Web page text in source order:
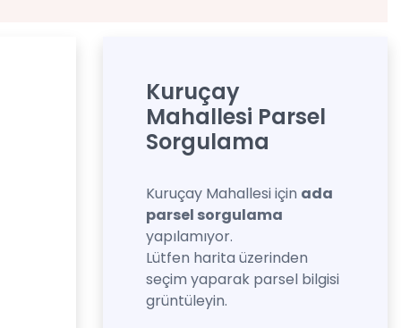
Kuruçay
Mahallesi Parsel
Sorgulama
Kuruçay Mahallesi için ada
parsel sorgulama
yapılamıyor.
Lütfen harita üzerinden
seçim yaparak parsel bilgisi
grüntüleyin.